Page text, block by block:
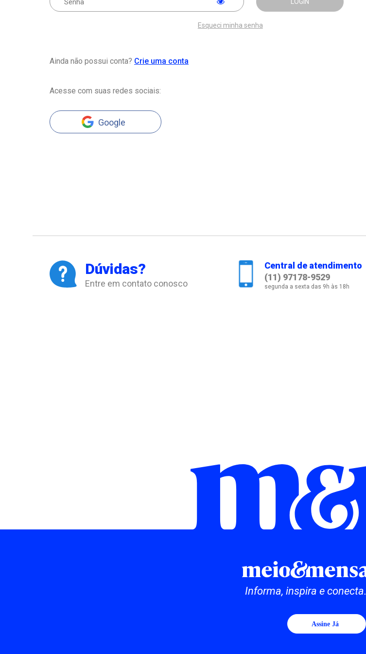
Esqueci minha senha
Ainda não possui conta? Crie uma conta
Acesse com suas redes sociais:
Google
Dúvidas?
Entre em contato conosco
Central de atendimento
(11) 97178-9529
segunda a sexta das 9h às 18h
Informa, inspira e conecta.
Assine Já